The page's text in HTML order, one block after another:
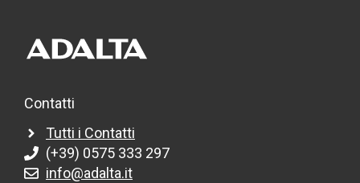
Contatti
Tutti i Contatti
(+39) 0575 333 297
info@adalta.it